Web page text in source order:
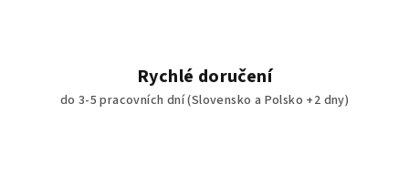
Rychlé doručení
do 3-5 pracovních dní (Slovensko a Polsko +2 dny)